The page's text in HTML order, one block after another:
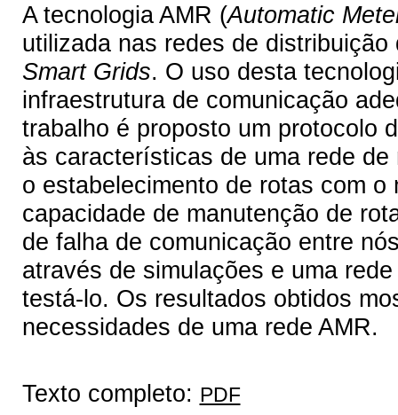
A tecnologia AMR (Automatic
utilizada nas redes de
Smart Grids. O uso desta
infraestrutura de comunicação
trabalho é proposto um protocolo
às características de uma rede
o estabelecimento de rotas com
capacidade de manutenção de
de falha de comunicação entre
através de simulações e uma
testá-lo. Os resultados obtidos
necessidades de uma rede AMR.
Texto completo: PDF